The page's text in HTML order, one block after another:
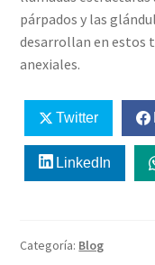
párpados y las
desarrollan en estos
anexiales.
Twitter
LinkedIn
Categoría: Blog